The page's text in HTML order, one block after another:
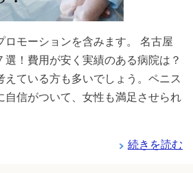
モーションを含みます。 名古屋
選！費用が安く実績のある病院は？
えている方も多いでしょう。ペニス
自信がついて、女性も満足させられ
続きを読む